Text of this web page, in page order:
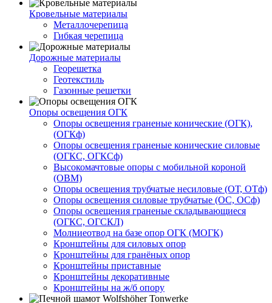
Кровельные материалы
Металлочерепица
Гибкая черепица
Дорожные материалы
Георешетка
Геотекстиль
Газонные решетки
Опоры освещения ОГК
Опоры освещения граненые конические (ОГК),
(ОГКф)
Опоры освещения граненые конические силовые
(ОГКС, ОГКСф)
Высокомачтовые опоры с мобильной короной
(ОВМ)
Опоры освещения трубчатые несиловые (ОТ, ОТф)
Опоры освещения силовые трубчатые (ОС, ОСф)
Опоры освещения граненые складывающиеся
(ОГКС, ОГСКЛ)
Молниеотвод на базе опор ОГК (МОГК)
Кронштейны для силовых опор
Кронштейны для гранёных опор
Кронштейны приставные
Кронштейны декоративные
Кронштейны на ж/б опору